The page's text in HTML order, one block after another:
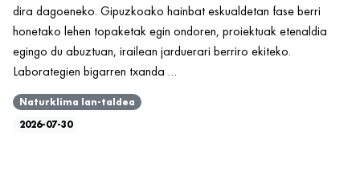
dira dagoeneko. Gipuzkoako hainbat eskualdetan fase berri
honetako lehen topaketak egin ondoren, proiektuak etenaldia
egingo du abuztuan, irailean jarduerari berriro ekiteko.
Laborategien bigarren txanda …
Naturklima lan-taldea
2026-07-30